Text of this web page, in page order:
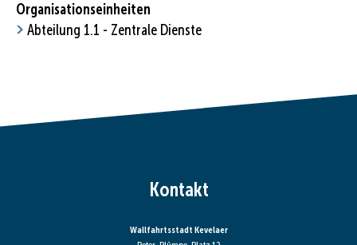
Organisationseinheiten
Abteilung 1.1 - Zentrale Dienste
Kontakt
Wallfahrtsstadt Kevelaer